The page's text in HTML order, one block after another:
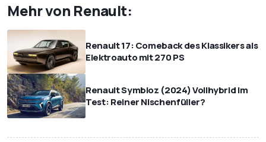
Mehr von Renault:
Renault 17: Comeback des Klassikers als
Elektroauto mit 270 PS
Renault Symbioz (2024) Vollhybrid im
Test: Reiner Nischenfüller?